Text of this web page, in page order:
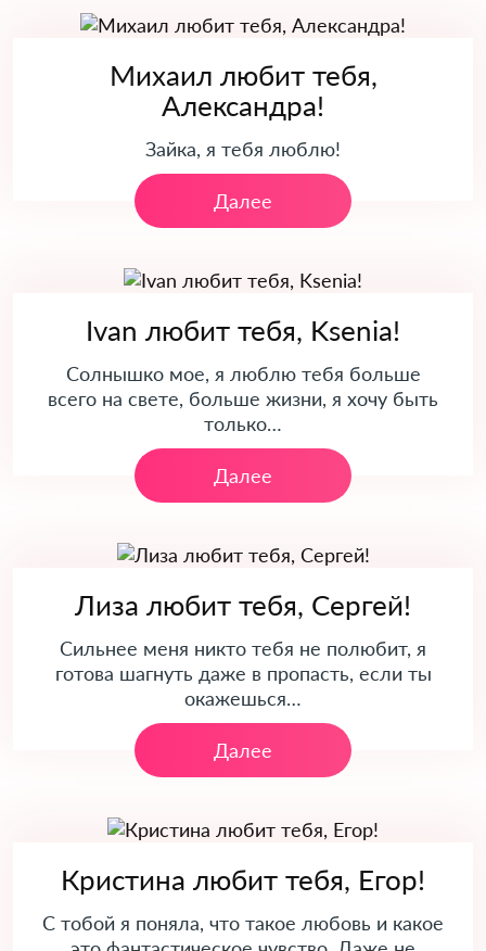
Михаил любит тебя,
Александра!
Зайка, я тебя люблю!
Далее
Ivan любит тебя, Ksenia!
Солнышко мое, я люблю тебя больше
всего на свете, больше жизни, я хочу быть
только…
Далее
Лиза любит тебя, Сергей!
Сильнее меня никто тебя не полюбит, я
готова шагнуть даже в пропасть, если ты
окажешься…
Далее
Кристина любит тебя, Егор!
С тобой я поняла, что такое любовь и какое